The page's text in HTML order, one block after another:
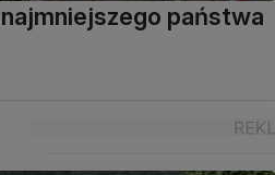
najmniejszego państwa